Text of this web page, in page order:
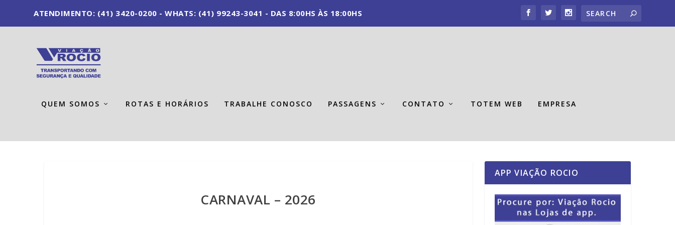
ATENDIMENTO: (41) 3420-0200 - WHATS: (41) 99243-3041 - DAS 8:00HS ÀS 18:00HS
QUEM SOMOS ROTAS E HORÁRIOS TRABALHE CONOSCO PASSAGENS CONTATO TOTEM WEB EMPRESA
CARNAVAL – 2026
APP VIAÇÃO ROCIO